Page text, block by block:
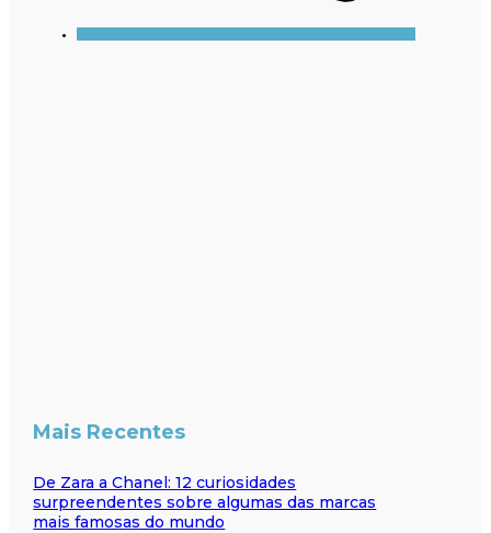
Mais Recentes
De Zara a Chanel: 12 curiosidades
surpreendentes sobre algumas das marcas
mais famosas do mundo